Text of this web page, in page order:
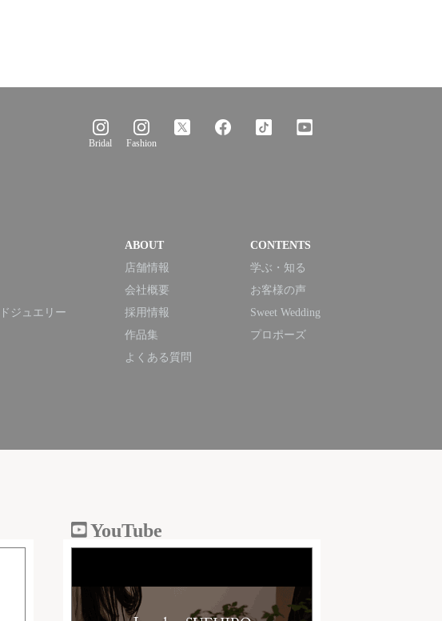
Bridal Fashion
ジュエリー
ABOUT
店舗情報
会社概要
採用情報
作品集
よくある質問
CONTENTS
学ぶ・知る
お客様の声
Sweet Wedding
プロポーズ
YouTube